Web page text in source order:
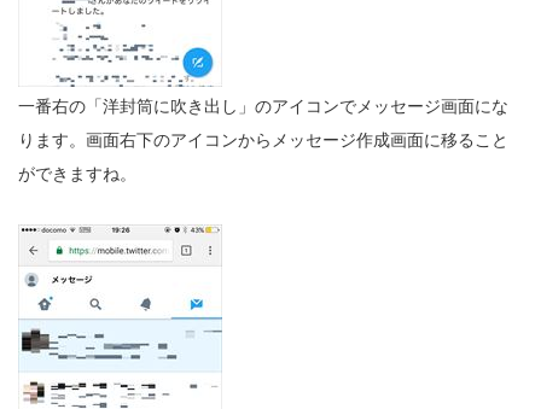
一番右の「洋封筒に吹き出し」のアイコンでメッセージ画面にな
ります。画面右下のアイコンからメッセージ作成画面に移ること
ができますね。